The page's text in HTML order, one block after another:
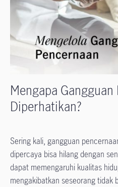
Mengapa
Diperhatikan?
Sering kali, gangguan
dipercaya bisa hilang dengan
dapat memengaruhi kualitas
mengakibatkan seseorang tidak